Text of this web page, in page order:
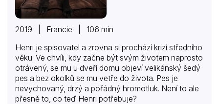
2019 | Francie | 106 min
Henri je spisovatel a zrovna si prochází krizí středního
věku. Ve chvíli, kdy začne být svým životem naprosto
otrávený, se mu u dveří domu objeví velikánský šedý
pes a bez okolků se mu vetře do života. Pes je
nevychovaný, drzý a pořádný hromotluk. Není to ale
přesně to, co teď Henri potřebuje?